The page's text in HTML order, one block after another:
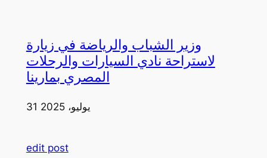
وزير الشباب والرياضة في زيارة
لاستراحة نادي السيارات والرحلات
المصري بمارينا
31 يوليو، 2025
edit post